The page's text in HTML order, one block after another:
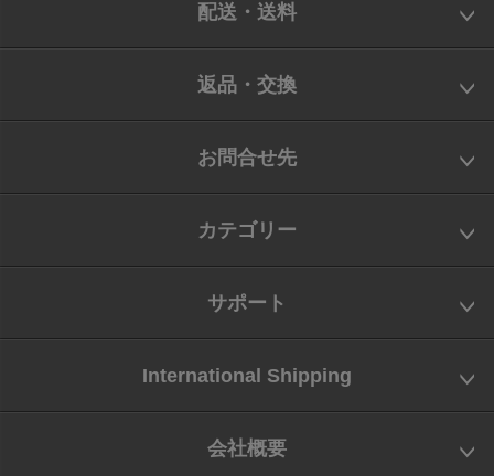
配送・送料
返品・交換
お問合せ先
カテゴリー
サポート
International Shipping
会社概要